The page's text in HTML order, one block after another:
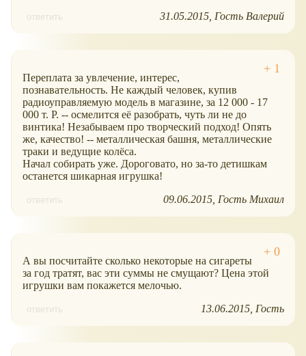
ответить 31.05.2015 Гость Валерий
Переплата за увлечение, интерес,
познавательность. Не каждый человек, купив
радиоуправляемую модель в магазине, за 12 000 - 17
000 т. Р. -- осмелится её разобрать, чуть ли не до
винтика! Незабываем про творческий подход! Опять
же, качество! -- металлическая башня, металлические
траки и ведущие колёса.
Начал собирать уже. Дороговато, но за-то детишкам
останется шикарная игрушка!
ответить 09.06.2015 Гость Михаил
А вы посчитайте сколько некоторые на сигареты
за год тратят, вас эти суммы не смущают? Цена этой
игрушки вам покажется мелочью.
ответить 13.06.2015 Гость